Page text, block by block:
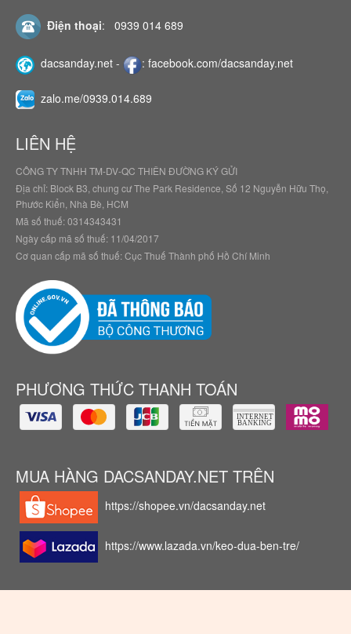
Điện thoại: 0939 014 689
dacsanday.net - : facebook.com/dacsanday.net
zalo.me/0939.014.689
LIÊN HỆ
CÔNG TY TNHH TM-DV-QC THIÊN ĐƯỜNG KÝ GỬI
Địa chỉ: Block B3, chung cư The Park Residence, Số 12 Nguyễn Hữu Thọ,
Phước Kiển, Nhà Bè, HCM
Mã số thuế: 0314343431
Ngày cấp mã số thuế: 11/04/2017
Cơ quan cấp mã số thuế: Cục Thuế Thành phố Hồ Chí Minh
PHƯƠNG THỨC THANH TOÁN
MUA HÀNG DACSANDAY.NET TRÊN
https://shopee.vn/dacsanday.net
https://www.lazada.vn/keo-dua-ben-tre/